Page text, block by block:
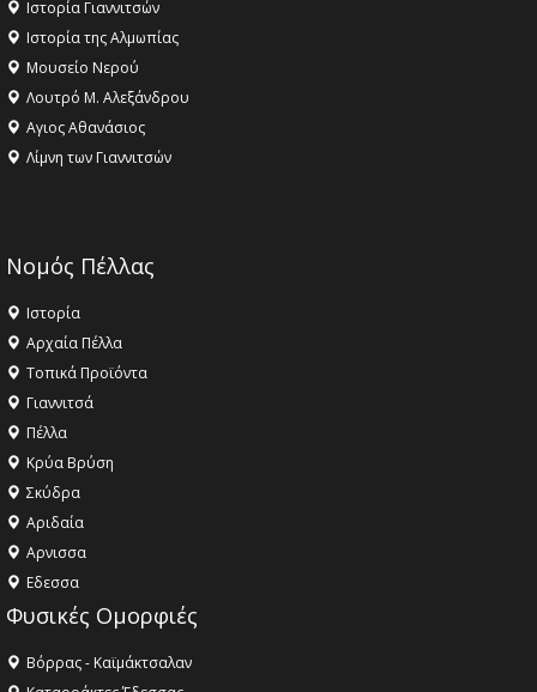
Ιστορία Γιαννιτσών
Ιστορία της Αλμωπίας
Μουσείο Νερού
Λουτρό Μ. Αλεξάνδρου
Αγιος Αθανάσιος
Λίμνη των Γιαννιτσών
Νομός Πέλλας
Ιστορία
Αρχαία Πέλλα
Τοπικά Προϊόντα
Γιαννιτσά
Πέλλα
Κρύα Βρύση
Σκύδρα
Αριδαία
Aρνισσα
Eδεσσα
Φυσικές Ομορφιές
Βόρρας - Καϊμάκτσαλαν